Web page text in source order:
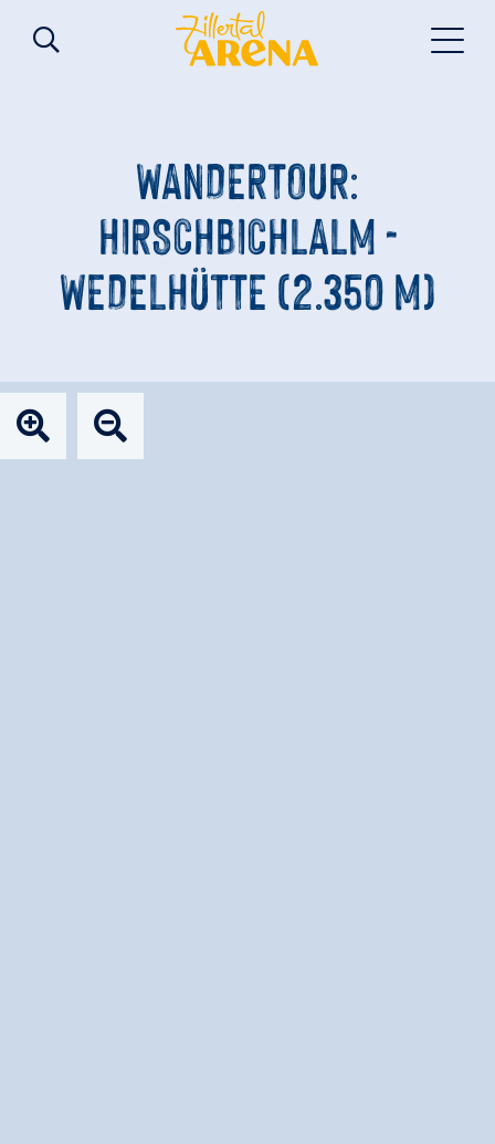
WANDERTOUR:
HIRSCHBICHLALM -
WEDELHÜTTE (2.350 M)